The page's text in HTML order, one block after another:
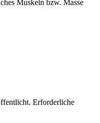
Muskeln bzw. Masse
Erforderliche